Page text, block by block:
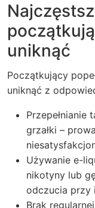
uniknąć
Początkujący
uniknąć z
Przepełnianie
grzałki –
Używanie e-
nikotyny lub
odczucia przy
Brak